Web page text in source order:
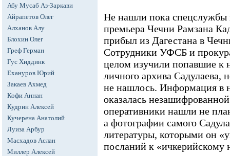
Абу Мусаб Аз-Заркави
Айрапетов Олег
Алханов Алу
Блохин Олег
Греф Герман
Гус Хиддинк
Ехануров Юрий
Закаев Ахмед
Кофи Аннан
Кудрин Алексей
Кучерена Анатолий
Луиза Арбур
Масхадов Аслан
Миллер Алексей
Не нашли пока спецслужбы
премьера Чечни Рамзана
прибыл из Дагестана в
Сотрудники УФСБ и
целом изучили попавшие к
личного архива Садулаева,
не нашлось. Информация в
оказалась
оперативники нашли не
а фотографии самого
литературы, которыми он
посланий к «ичкерийскому